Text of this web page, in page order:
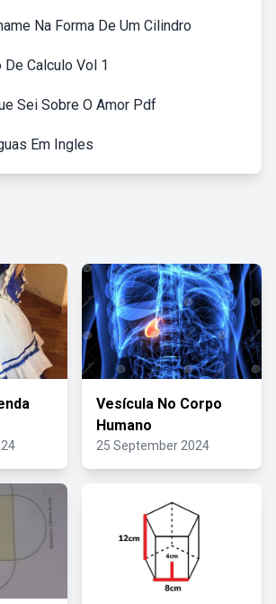
Na Forma De Um Cilindro
De Calculo Vol 1
Sei Sobre O Amor Pdf
Em Ingles
Vesícula No Corpo
Humano
25 September 2024